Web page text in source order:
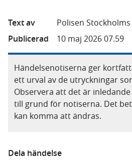
Text av
Polisen
Publicerad
10 maj 2026 07.59
Händelsenotiserna ger
ett urval av de utryckningar
Observera att det är
till grund för notiserna. Det
kan komma att ändras.
Dela händelse